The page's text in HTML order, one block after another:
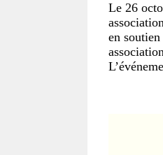
Le 26
en